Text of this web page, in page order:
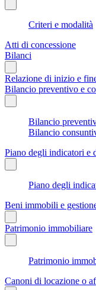
Criteri e modalità
Atti di concessione
Bilanci
Relazione di inizio e
Bilancio preventivo e
Bilancio
Bilancio
Piano degli indicatori e
Piano degli
Beni immobili e
Patrimonio immobiliare
Patrimonio
Canoni di locazione o